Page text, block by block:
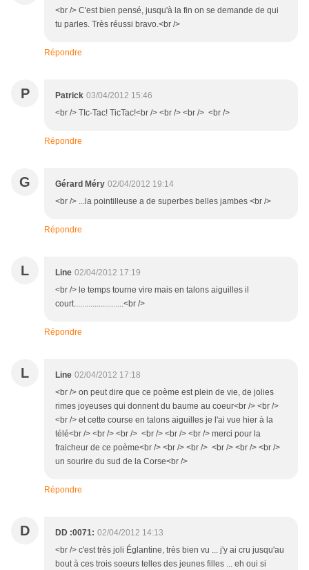
<br /> C'est bien pensé, jusqu'à la fin on se demande de qui
tu parles. Très réussi bravo.<br />
Répondre
P Patrick 03/04/2012 15:46
<br /> TIc-Tac! TicTac!<br /> <br /> <br /> <br />
Répondre
G Gérard Méry 02/04/2012 19:14
<br /> ...la pointilleuse a de superbes belles jambes <br />
Répondre
L Line 02/04/2012 17:19
<br /> le temps tourne vire mais en talons aiguilles il
court........................<br />
Répondre
L Line 02/04/2012 17:18
<br /> on peut dire que ce poème est plein de vie, de jolies
rimes joyeuses qui donnent du baume au coeur<br /> <br />
<br /> et cette course en talons aiguilles je l'ai vue hier à la
télé<br /> <br /> <br /> <br /> <br /> <br /> merci pour la
fraicheur de ce poème<br /> <br /> <br /> <br /> <br /> <br />
un sourire du sud de la Corse<br />
Répondre
D DD :0071: 02/04/2012 14:13
<br /> c'est très joli Églantine, très bien vu ... j'y ai cru jusqu'au
bout à ces trois soeurs telles des jeunes filles ... eh oui si